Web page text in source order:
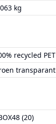
kg
recycled PET
transparant
(20)